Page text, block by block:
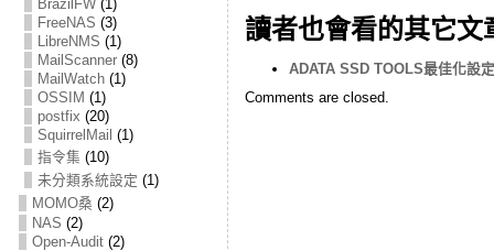
BrazilFW(1)
FreeNAS (3)
LibreNMS (1)
MailScanner(8)
MailWatch(1)
OSSIM (1)
postfix (20)
SquirrelMail (1)
指令集 (10)
未分類系統設定 (1)
MOMO桑 (2)
NAS (2)
Open-Audit(2)
讀者也會看的其它文
ADATA SSD TOOLS最佳化設
Comments are closed.